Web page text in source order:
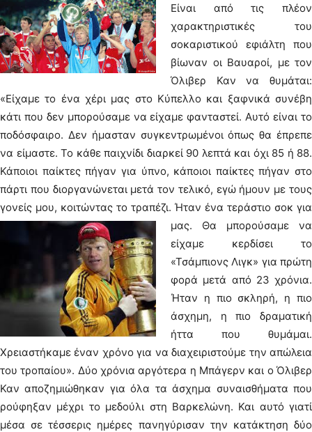
Είναι από τις πλέον
χαρακτηριστικές του
σοκαριστικού εφιάλτη που
βίωναν οι Βαυαροί, με τον
Όλιβερ Καν να θυμάται:
«Είχαμε το ένα χέρι μας στο Κύπελλο και ξαφνικά συνέβη
κάτι που δεν μπορούσαμε να είχαμε φανταστεί. Αυτό είναι το
ποδόσφαιρο. Δεν ήμασταν συγκεντρωμένοι όπως θα έπρεπε
να είμαστε. Το κάθε παιχνίδι διαρκεί 90 λεπτά και όχι 85 ή 88.
Κάποιοι παίκτες πήγαν για ύπνο, κάποιοι παίκτες πήγαν στο
πάρτι που διοργανώνεται μετά τον τελικό, εγώ ήμουν με τους
γονείς μου, κοιτώντας το τραπέζι. Ήταν ένα τεράστιο σοκ για
μας. Θα μπορούσαμε να
είχαμε κερδίσει το
«Τσάμπιονς Λιγκ» για πρώτη
φορά μετά από 23 χρόνια.
Ήταν η πιο σκληρή, η πιο
άσχημη, η πιο δραματική
ήττα που θυμάμαι.
Χρειαστήκαμε έναν χρόνο για να διαχειριστούμε την απώλεια
του τροπαίου». Δύο χρόνια αργότερα η Μπάγερν και ο Όλιβερ
Καν αποζημιώθηκαν για όλα τα άσχημα συναισθήματα που
ρούφηξαν μέχρι το μεδούλι στη Βαρκελώνη. Και αυτό γιατί
μέσα σε τέσσερις ημέρες πανηγύρισαν την κατάκτηση δύο